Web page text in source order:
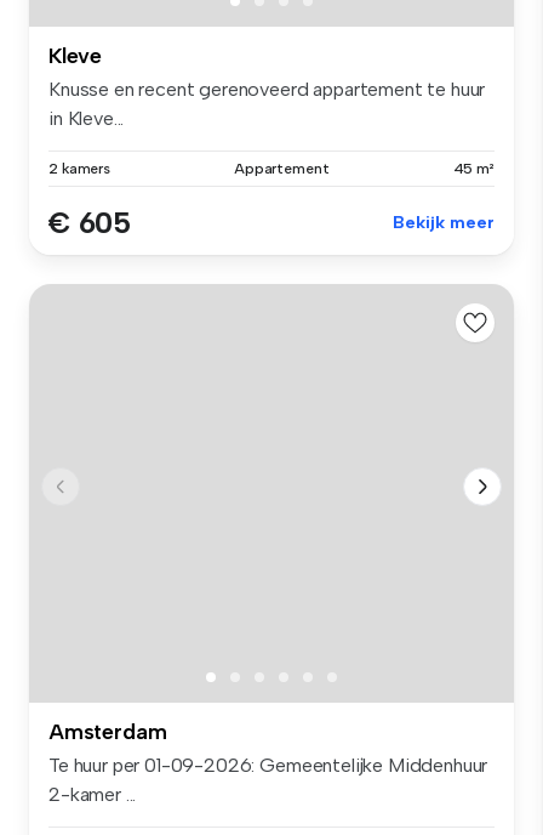
Kleve
Knusse en recent gerenoveerd appartement te huur
in Kleve...
2 kamers Appartement 45 m²
€ 605 Bekijk meer
Amsterdam
Te huur per 01-09-2026: Gemeentelijke Middenhuur
2-kamer ...